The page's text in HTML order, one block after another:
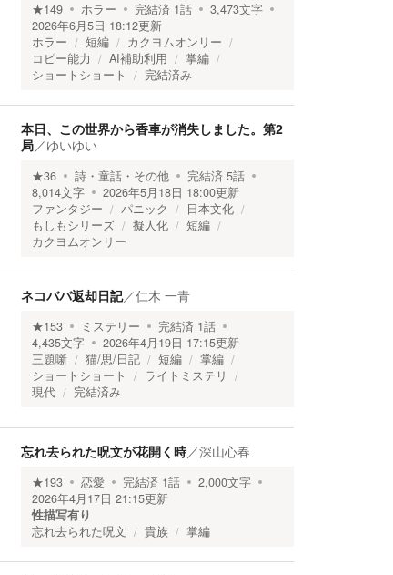
★149 ホラー 完結済 1話 3,473文字
2026年6月5日 18:12更新
ホラー
短編
カクヨムオンリー
コピー能力
AI補助利用
掌編
ショートショート
完結済み
本日、この世界から香車が消失しました。第2
局／ゆいゆい
★36 詩・童話・その他 完結済 5話
8,014文字 2026年5月18日 18:00更新
ファンタジー
パニック
日本文化
もしもシリーズ
擬人化
短編
カクヨムオンリー
ネコババ返却日記／仁木 一青
★153 ミステリー 完結済 1話
4,435文字 2026年4月19日 17:15更新
三題噺
猫/思/日記 短編
掌編
ショートショート
ライトミステリ
現代
完結済み
忘れ去られた呪文が花開く時／深山心春
★193 恋愛 完結済 1話 2,000文字
2026年4月17日 21:15更新
性描写有り
忘れ去られた呪文
貴族 掌編